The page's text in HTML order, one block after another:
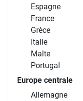
Espagne
France
Grèce
Italie
Malte
Portugal
Europe centrale
Allemagne